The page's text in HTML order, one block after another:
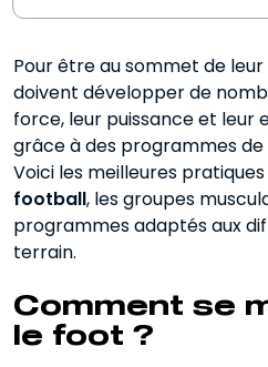
Les différents
le foot
Programme
Conseils pour
football
La musculation foot,
Pour être au sommet de
doivent développer de
force, leur puissance et leur
grâce à des programmes de
Voici les meilleures
football, les groupes
programmes adaptés aux
terrain.
Comment se
le foot ?